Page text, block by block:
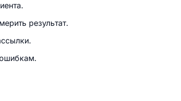
результат.